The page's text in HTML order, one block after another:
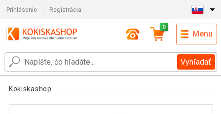
Prihlásenie Registrácia
Vyhľadať
0
Menu
Kokiskashop